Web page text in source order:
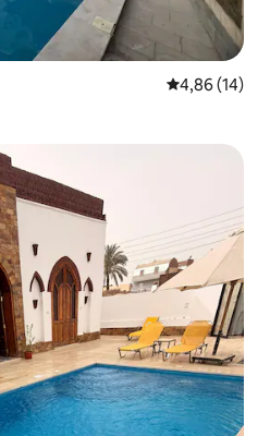
4,86 (14)